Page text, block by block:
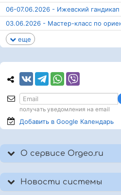
06-07.06.2026 - Ижевский
03.06.2026 - Мастер-класс по
еще
получать уведомления на email
Добавить в Google Календарь
О сервисе Orgeo.ru
Новости системы